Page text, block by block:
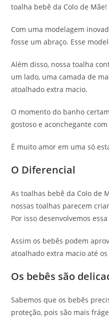
toalha bebê da Colo de Mãe!
Com uma modelagem
fosse um abraço. Esse
Além disso, nossa toalha
um lado, uma camada de
atoalhado extra macio.
O momento do banho
gostoso e aconchegante
É muito amor em uma só
O Diferencial
As toalhas bebê da Colo de
nossas toalhas parecem
Por isso desenvolvemos
Assim os bebês podem
atoalhado extra macio até
Os bebês são
Sabemos que os bebês
proteção, pois são mais